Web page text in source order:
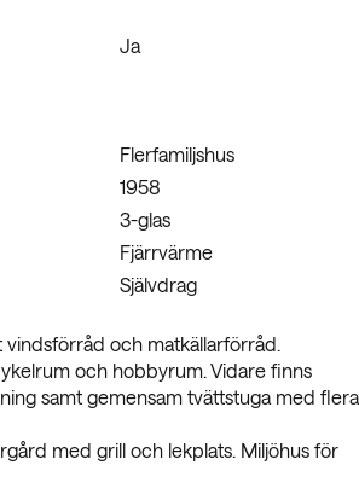
Ja
Flerfamiljshus
1958
3-glas
Fjärrvärme
Självdrag
och matkällarförråd.
och hobbyrum. Vidare finns
samt gemensam tvättstuga med flera
med grill och lekplats. Miljöhus för